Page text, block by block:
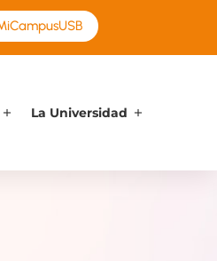
La Universidad